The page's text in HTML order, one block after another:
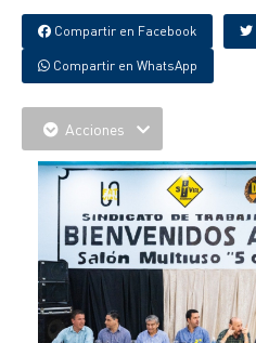
Compartir en Facebook
Compartir en WhatsApp
Acciones